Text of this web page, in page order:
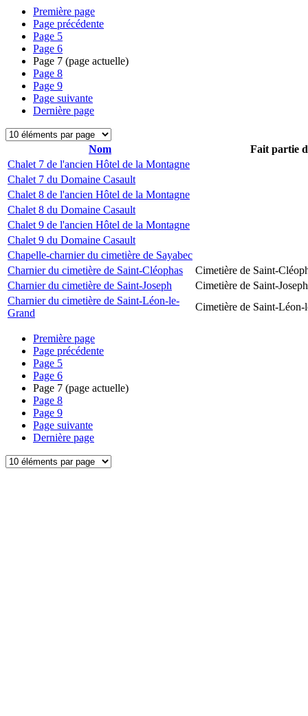
Première page
Page précédente
Page 5
Page 6
Page 7 (page actuelle)
Page 8
Page 9
Page suivante
Dernière page
Nom
Fait partie
Chalet 7 de l'ancien Hôtel de la Montagne
Chalet 7 du Domaine Casault
Chalet 8 de l'ancien Hôtel de la Montagne
Chalet 8 du Domaine Casault
Chalet 9 de l'ancien Hôtel de la Montagne
Chalet 9 du Domaine Casault
Chapelle-charnier du cimetière de Sayabec
Charnier du cimetière de Saint-Cléophas
Cimetière de Saint-
Charnier du cimetière de Saint-Joseph
Cimetière de Saint-Joseph
Charnier du cimetière de Saint-Léon-le-
Grand
Cimetière de Saint-Léon-
Première page
Page précédente
Page 5
Page 6
Page 7 (page actuelle)
Page 8
Page 9
Page suivante
Dernière page